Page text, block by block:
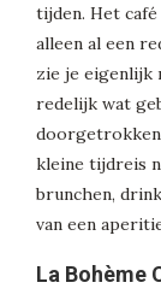
tijden. Het
alleen al een
zie je eigenlijk
redelijk wat
doorgetrokken
kleine tijdreis
brunchen,
van een
La Bohème